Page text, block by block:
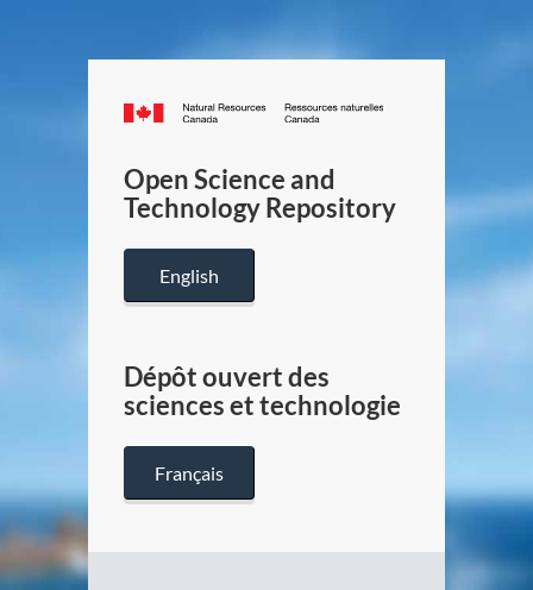
Canada.ca
/
Canada
Open Science and
Technology Repository
English
Dépôt ouvert des
sciences et technologie
Français